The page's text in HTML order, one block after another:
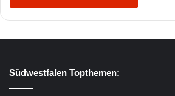
Südwestfalen Topthemen: